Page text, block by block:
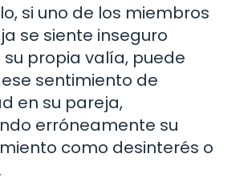
si uno de los miembros
se siente inseguro
propia valía, puede
sentimiento de
en su pareja,
erróneamente su
como desinterés o